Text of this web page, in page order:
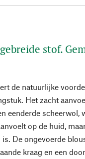
stof.
de natuurlijke
Het zacht
eenderde scheerwol,
op de huid,
De ongevoerde
kraag en een